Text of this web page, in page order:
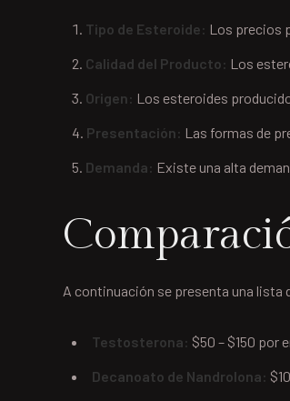
Tipo de Esteroide: Los precios
Calidad del Producto: Los
Origen: Los esteroides
Presentación: Las formas de
Demanda: Existe una alta
A continuación se presenta una
Testosterona: $50 – $150 por
Decanoato de Nandrolona: